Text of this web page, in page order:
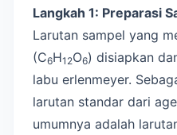
Langkah 1: Preparasi
Larutan sampel yang
(C6H12O6) disiapkan
labu erlenmeyer.
larutan standar dari
umumnya adalah